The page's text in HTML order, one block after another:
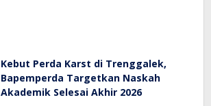
Kebut Perda Karst di Trenggalek,
Bapemperda Targetkan Naskah
Akademik Selesai Akhir 2026